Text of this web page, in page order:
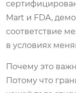
Mart и FDA,
соответствие
в условиях
Почему это
Потому что